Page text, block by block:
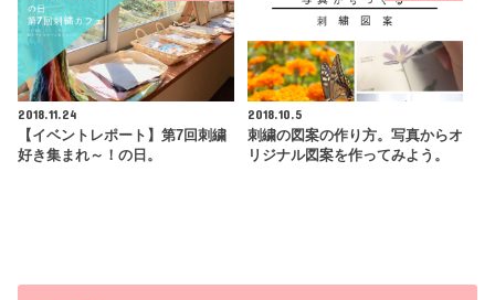
2018.11.24
【イベントレポート】第7回刺繍
好き集まれ～！の日。
2018.10.5
刺繍の図案の作り方。写真からオ
リジナル図案を作ってみよう。